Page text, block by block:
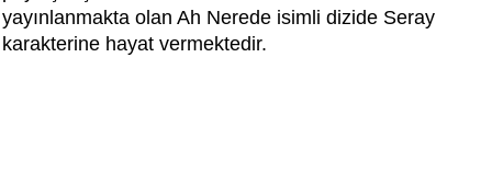
yayınlanmakta olan Ah Nerede isimli dizide Seray
karakterine hayat vermektedir.